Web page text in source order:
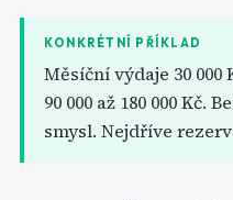
KONKRÉTNÍ PŘÍKLAD
Měsíční výdaje 30 000
90 000 až 180 000 Kč.
smysl. Nejdříve